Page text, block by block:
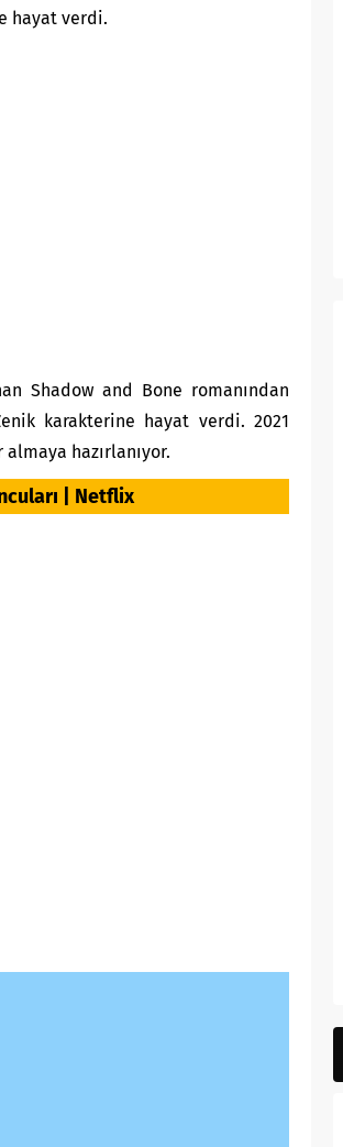
hayat verdi.
Shadow and Bone romanından
karakterine hayat verdi. 2021
hazırlanıyor.
| Netflix